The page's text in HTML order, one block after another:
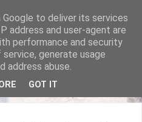
to deliver its services
address and user-agent are
performance and security
generate usage
address abuse.
GOT IT